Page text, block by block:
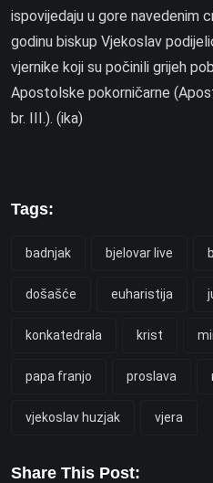
ispovijedaju u gore navedenim
godinu biskup Vjekoslav
vjernike koji su počinili grijeh
Apostolske pokorničarne
br. III.). (ika)
Tags:
badnjak bjelovar live
došašće euharistija
konkatedrala krist
papa franjo proslava
vjekoslav huzjak vjera
Share This Post: